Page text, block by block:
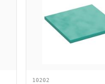
10202